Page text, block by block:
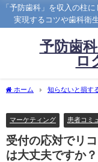
「予防歯科」を収入の柱
実現するコツや歯科衛
予防歯
ロ
ホーム 知らないと損す
マーケティング 患者コミ
受付の応対でリ
は大丈夫ですか？